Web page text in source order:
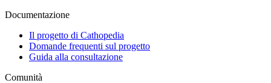
Documentazione
Il progetto di Cathopedia
Domande frequenti sul progetto
Guida alla consultazione
Comunità